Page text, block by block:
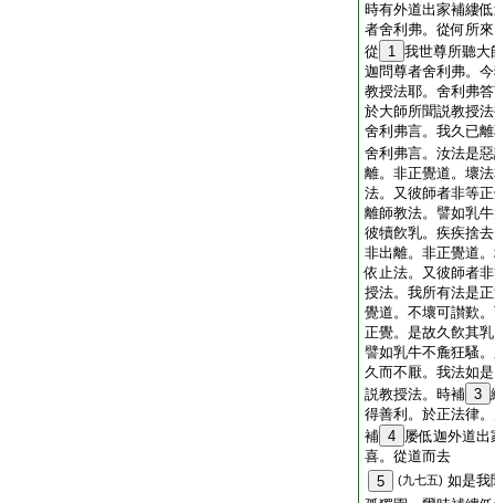
時有外道出家補縷
者舍利弗。從何所
從
1 我世尊所聽大
迦問尊者舍利弗。
教授法耶。舍利弗
於大師所聞説教授
舍利弗言。我久已
舍利弗言。汝法是
離。非正覺道。壞
法。又彼師者非等
離師教法。譬如乳
彼犢飮乳。疾疾捨
非出離。非正覺道
依止法。又彼師者
授法。我所有法是
覺道。不壞可讃歎
正覺。是故久飮其
譬如乳牛不麁狂騷
久而不厭。我法如
説教授法。時補 3
得善利。於正法律
補 4 屡低迦外道
喜。從道而去
5
(九七五) 如是我